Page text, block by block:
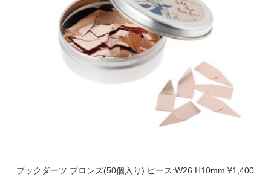
ブックダーツ ブロンズ(50個入り) ピース:W26 H10mm ¥1,400